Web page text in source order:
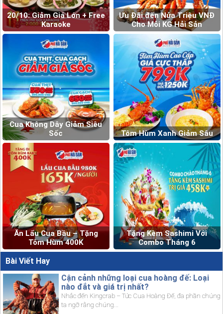
20/10: Giảm Giá Lớn + Free
Karaoke
Ưu Đãi đến Nửa Triệu VNĐ
Cho Mỗi KG Hải Sản
Cua Không Dây Giảm Siêu
Sốc
Tôm Hùm Xanh Giảm Sâu
Ăn Lẩu Cua Bầu – Tặng
Tôm Hùm 400K
Tặng Kèm Sashimi Với
Combo Tháng 6
Bài Viết Hay
Cận cảnh những loại cua hoàng đế: Loại
nào đắt và giá trị nhất?
Nhắc đến Kingcrab – Tức Cua Hoàng Đế, đa phần chúng
ta ngỡ rằng chúng...